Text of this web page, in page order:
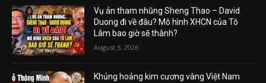
Vụ án tham nhũng Sheng Thao – David
Duong đi về đâu? Mô hình XHCN của Tô
Lâm bao giờ sẽ thành?
August 5, 2026
Khủng hoảng kim cương vàng Việt Nam